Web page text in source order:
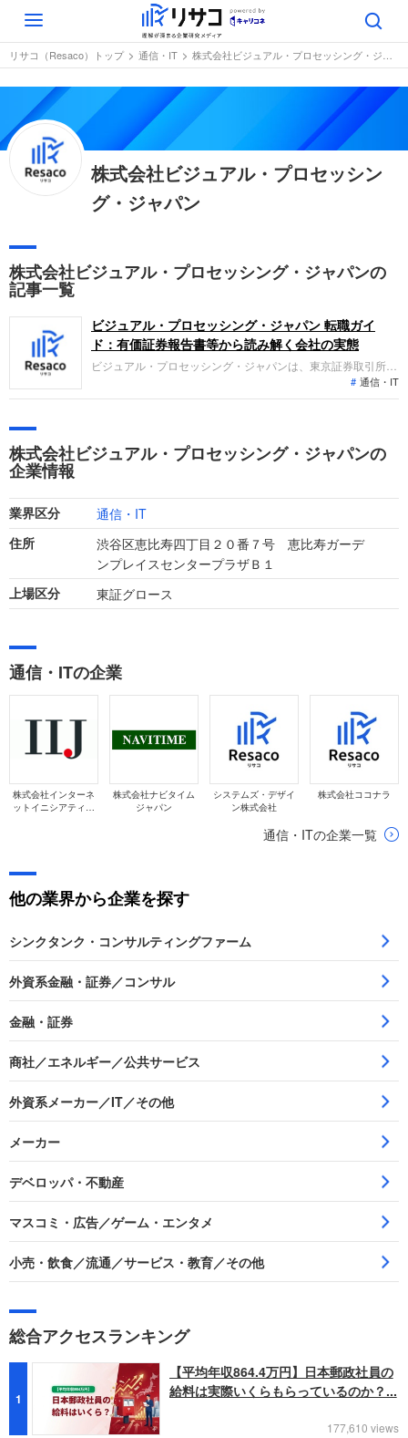
Toggle
navigation
リサコ（Resaco）トップ 通信・IT 株式会社ビジュアル・プロセッシング・ジャパン
株式会社ビジュアル・プロセッシン
グ・ジャパン
株式会社ビジュアル・プロセッシング・ジャパンの
記事一覧
ビジュアル・プロセッシング・ジャパン 転職ガイ
ド：有価証券報告書等から読み解く会社の実態
ビジュアル・プロセッシング・ジャパンは、東京証券取引所グ
ロース市場に上場し、企業の販促媒体やコンテンツの制作・管
理・配信を支援するDXソリューション事業を展開していま
経常利益2.5億円と増収増益のトレンドです。
通信・IT
株式会社ビジュアル・プロセッシング・ジャパンの
企業情報
業界区分 通信・IT
住所
渋谷区恵比寿四丁目２０番７号 恵比寿ガーデ
ンプレイスセンタープラザＢ１
上場区分 東証グロース
通信・ITの企業
株式会社インターネ
ットイニシアティブ
株式会社ナビタイム
ジャパン
システムズ・デザイ
ン株式会社
株式会社ココナラ
通信・ITの企業一覧
他の業界から企業を探す
シンクタンク・コンサルティングファーム
外資系金融・証券／コンサル
金融・証券
商社／エネルギー／公共サービス
外資系メーカー／IT／その他
メーカー
デベロッパ・不動産
マスコミ・広告／ゲーム・エンタメ
小売・飲食／流通／サービス・教育／その他
総合アクセスランキング
1
【平均年収864.4万円】日本郵政社員の
給料は実際いくらもらっているのか？...
177,610 views